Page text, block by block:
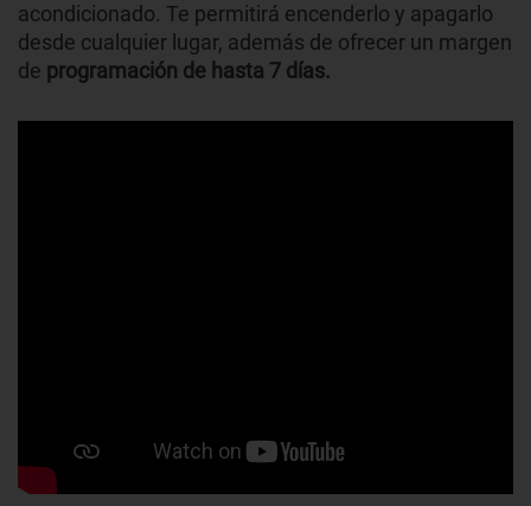
acondicionado. Te permitirá encenderlo y apagarlo
desde cualquier lugar, además de ofrecer un margen
de programación de hasta 7 días.